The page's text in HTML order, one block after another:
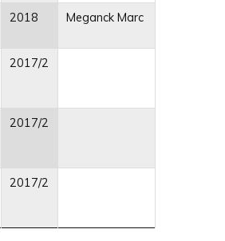
2018 Meganck Marc
2017/2
2017/2
2017/2